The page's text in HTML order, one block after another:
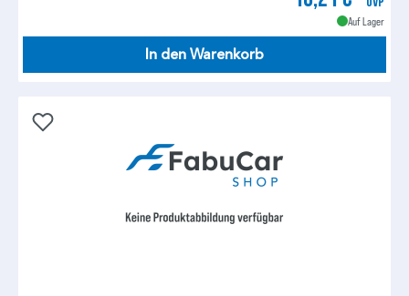
Auf Lager
In den Warenkorb